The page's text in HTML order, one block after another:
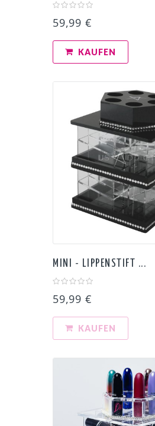
59,99 €
KAUFEN
MINI - LIPPENSTIFT ...
59,99 €
KAUFEN